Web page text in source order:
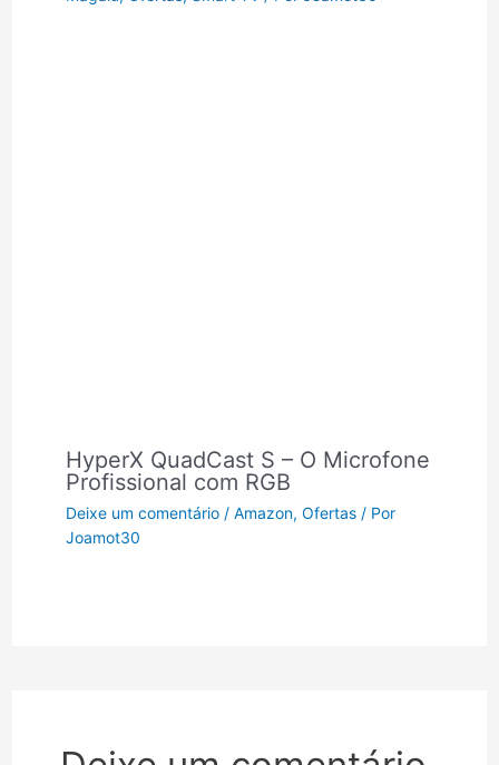
HyperX QuadCast S – O Microfone
Profissional com RGB
Deixe um comentário / Amazon, Ofertas/ Por
Joamot30